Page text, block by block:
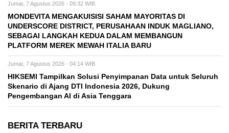
Jumat, 7 Agustus 2026 - 09:32 WIB
MONDEVITA MENGAKUISISI SAHAM MAYORITAS DI
UNDERSCORE DISTRICT, PERUSAHAAN INDUK MAGLIANO,
SEBAGAI LANGKAH KEDUA DALAM MEMBANGUN
PLATFORM MEREK MEWAH ITALIA BARU
Jumat, 7 Agustus 2026 - 04:14 WIB
HIKSEMI Tampilkan Solusi Penyimpanan Data untuk Seluruh
Skenario di Ajang DTI Indonesia 2026, Dukung
Pengembangan AI di Asia Tenggara
BERITA TERBARU